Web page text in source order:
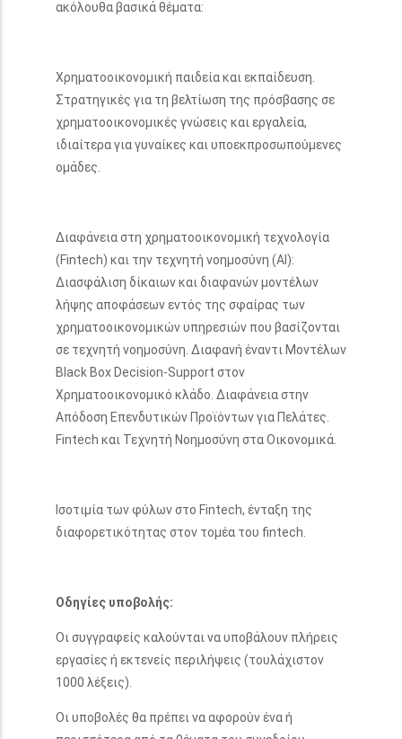
ακόλουθα βασικά θέματα:
Χρηματοοικονομική παιδεία και εκπαίδευση.
Στρατηγικές για τη βελτίωση της πρόσβασης σε
χρηματοοικονομικές γνώσεις και εργαλεία,
ιδιαίτερα για γυναίκες και υποεκπροσωπούμενες
ομάδες.
Διαφάνεια στη χρηματοοικονομική τεχνολογία
(Fintech) και την τεχνητή νοημοσύνη (AI):
Διασφάλιση δίκαιων και διαφανών μοντέλων
λήψης αποφάσεων εντός της σφαίρας των
χρηματοοικονομικών υπηρεσιών που βασίζονται
σε τεχνητή νοημοσύνη. Διαφανή έναντι Μοντέλων
Black Box Decision-Support στον
Χρηματοοικονομικό κλάδο. Διαφάνεια στην
Απόδοση Επενδυτικών Προϊόντων για Πελάτες.
Fintech και Τεχνητή Νοημοσύνη στα Οικονομικά.
Ισοτιμία των φύλων στο Fintech, ένταξη της
διαφορετικότητας στον τομέα του fintech.
Οδηγίες υποβολής:
Οι συγγραφείς καλούνται να υποβάλουν πλήρεις
εργασίες ή εκτενείς περιλήψεις (τουλάχιστον
1000 λέξεις).
Οι υποβολές θα πρέπει να αφορούν ένα ή